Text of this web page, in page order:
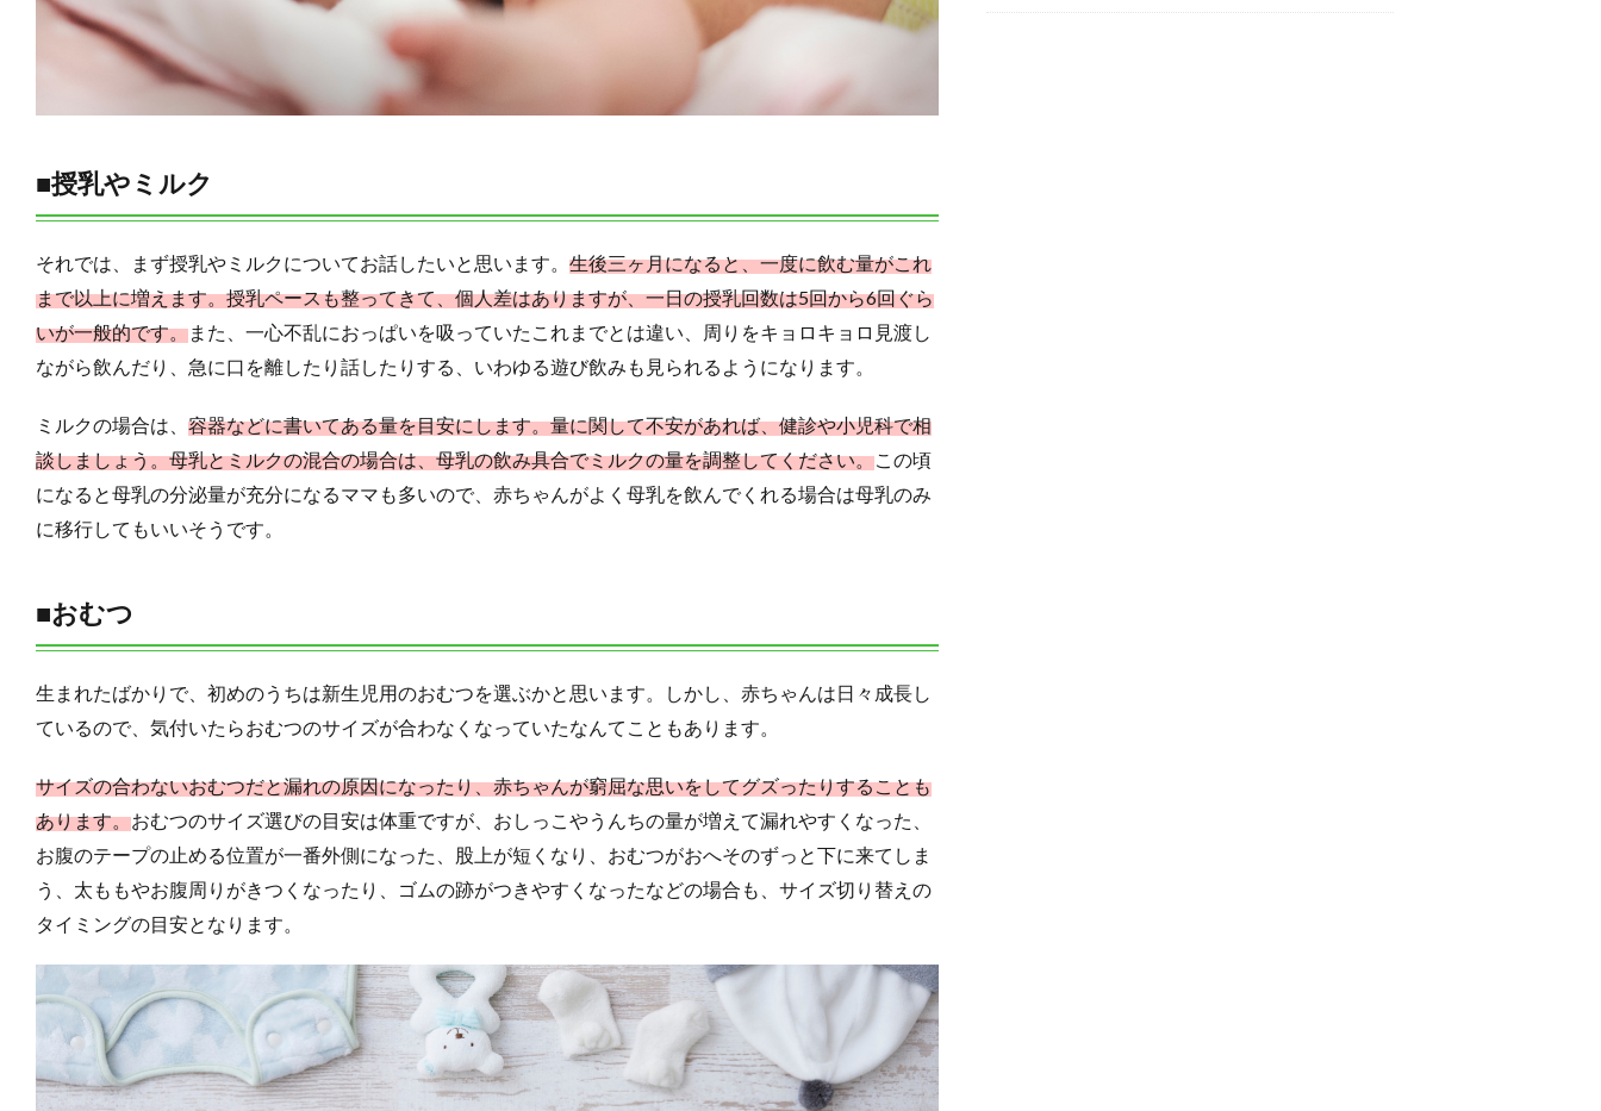
■授乳やミルク
それでは、まず授乳やミルクについてお話したいと思います。 生後三ヶ月になると、一度に飲む量がこれ
まで以上に増えます。授乳ペースも整ってきて、個人差はありますが、一日の授乳回数は5回から6回ぐら
いが一般的です。また、一心不乱におっぱいを吸っていたこれまでとは違い、周りをキョロキョロ見渡し
ながら飲んだり、急に口を離したり話したりする、いわゆる遊び飲みも見られるようになります。
ミルクの場合は、 容器などに書いてある量を目安にします。量に関して不安があれば、健診や小児科で相
談しましょう。母乳とミルクの混合の場合は、母乳の飲み具合でミルクの量を調整してください。この頃
になると母乳の分泌量が充分になるママも多いので、赤ちゃんがよく母乳を飲んでくれる場合は母乳のみ
に移行してもいいそうです。
■おむつ
生まれたばかりで、初めのうちは新生児用のおむつを選ぶかと思います。しかし、赤ちゃんは日々成長し
ているので、気付いたらおむつのサイズが合わなくなっていたなんてこともあります。
サイズの合わないおむつだと漏れの原因になったり、赤ちゃんが窮屈な思いをしてグズったりすることも
あります。おむつのサイズ選びの目安は体重ですが、おしっこやうんちの量が増えて漏れやすくなった、
お腹のテープの止める位置が一番外側になった、股上が短くなり、おむつがおへそのずっと下に来てしま
う、太ももやお腹周りがきつくなったり、ゴムの跡がつきやすくなったなどの場合も、サイズ切り替えの
タイミングの目安となります。